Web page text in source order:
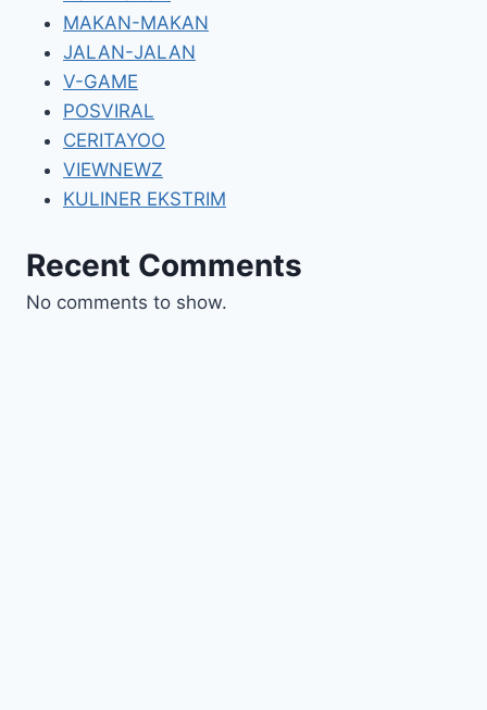
MAKAN-MAKAN
JALAN-JALAN
V-GAME
POSVIRAL
CERITAYOO
VIEWNEWZ
KULINER EKSTRIM
Recent Comments
No comments to show.